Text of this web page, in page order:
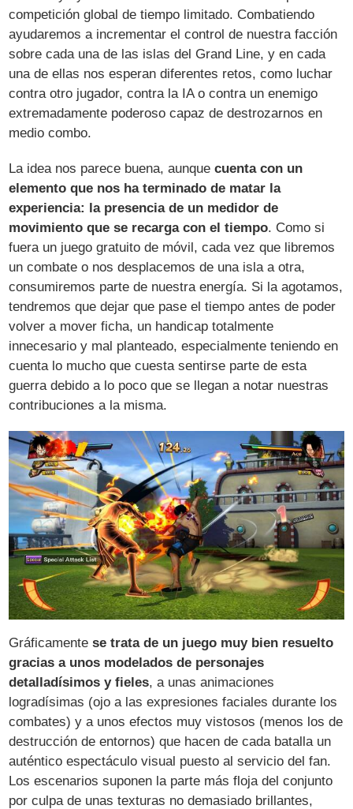
competición global de tiempo limitado. Combatiendo
ayudaremos a incrementar el control de nuestra facción
sobre cada una de las islas del Grand Line, y en cada
una de ellas nos esperan diferentes retos, como luchar
contra otro jugador, contra la IA o contra un enemigo
extremadamente poderoso capaz de destrozarnos en
medio combo.
La idea nos parece buena, aunquecuenta con un
elemento que nos ha terminado de matar la
experiencia: la presencia de un medidor de
movimiento que se recarga con el tiempo. Como si
fuera un juego gratuito de móvil, cada vez que libremos
un combate o nos desplacemos de una isla a otra,
consumiremos parte de nuestra energía. Si la agotamos,
tendremos que dejar que pase el tiempo antes de poder
volver a mover ficha, un handicap totalmente
innecesario y mal planteado, especialmente teniendo en
cuenta lo mucho que cuesta sentirse parte de esta
guerra debido a lo poco que se llegan a notar nuestras
contribuciones a la misma.
Gráficamentese trata de un juego muy bien resuelto
gracias a unos modelados de personajes
detalladísimos y fieles, a unas animaciones
logradísimas (ojo a las expresiones faciales durante los
combates) y a unos efectos muy vistosos (menos los de
destrucción de entornos) que hacen de cada batalla un
auténtico espectáculo visual puesto al servicio del fan.
Los escenarios suponen la parte más floja del conjunto
por culpa de unas texturas no demasiado brillantes,